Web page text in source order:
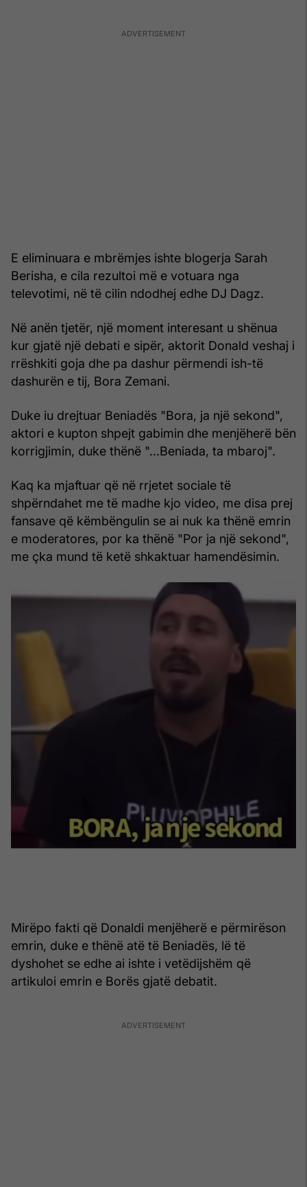
E eliminuara e mbrëmjes ishte blogerja Sarah
Berisha, e cila rezultoi më e votuara nga
televotimi, në të cilin ndodhej edhe DJ Dagz.
Në anën tjetër, një moment interesant u shënua
kur gjatë një debati e sipër, aktorit Donald veshaj i
rrëshkiti goja dhe pa dashur përmendi ish-të
dashurën e tij, Bora Zemani.
Duke iu drejtuar Beniadës "Bora, ja një sekond",
aktori e kupton shpejt gabimin dhe menjëherë bën
korrigjimin, duke thënë "...Beniada, ta mbaroj".
Kaq ka mjaftuar që në rrjetet sociale të
shpërndahet me të madhe kjo video, me disa prej
fansave që këmbëngulin se ai nuk ka thënë emrin
e moderatores, por ka thënë "Por ja një sekond",
me çka mund të ketë shkaktuar hamendësimin.
Mirëpo fakti që Donaldi menjëherë e përmirëson
emrin, duke e thënë atë të Beniadës, lë të
dyshohet se edhe ai ishte i vetëdijshëm që
artikuloi emrin e Borës gjatë debatit.